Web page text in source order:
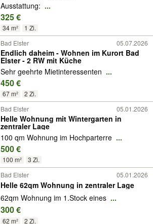
Ausstattung: ...
325 €
34 m² 1 Zi.
Bad Elster 05.07.2026
Endlich daheim - Wohnen im Kurort Bad
Elster - 2 RW mit Küche
Sehr geehrte Mietinteressenten ...
450 €
67 m² 2 Zi.
Bad Elster 05.01.2026
Helle Wohnung mit Wintergarten in
zentraler Lage
100 qm Wohnung im Hochparterre ...
500 €
100 m² 3 Zi.
Bad Elster 05.01.2026
Helle 62qm Wohnung in zentraler Lage
62qm Wohnung im 1.Stock eines ...
300 €
62 m² 2 Zi.